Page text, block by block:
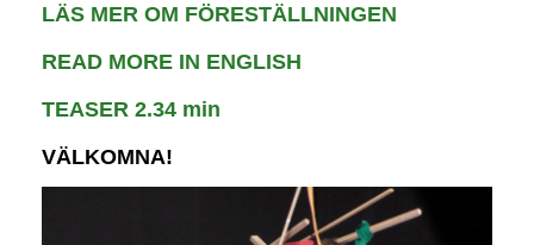
LÄS MER OM FÖRESTÄLLNINGEN
READ MORE IN ENGLISH
TEASER 2.34 min
VÄLKOMNA!